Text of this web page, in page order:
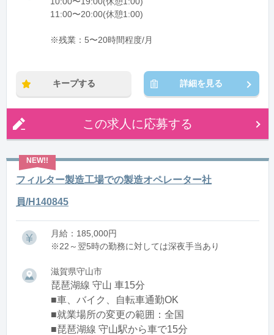
11:00〜20:00(休憩1:00)
※残業：5〜20時間程度/月
キープする 詳細を見る
この求人に応募する
フィルター製造工場での製造オペレーター社
員/H140845
月給：185,000円
※22～翌5時の勤務に対しては深夜手当あり
滋賀県守山市
琵琶湖線 守山 車15分
■車、バイク、自転車通勤OK
■就業場所の変更の範囲：全国
■琵琶湖線 守山駅から車で15分